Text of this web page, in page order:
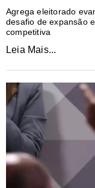
Agrega eleitorado
desafio de expansão
competitiva
Leia Mais...